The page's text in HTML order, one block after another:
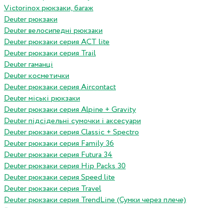
Victorinox рюкзаки, багаж
Deuter рюкзаки
Deuter велосипедні рюкзаки
Deuter рюкзаки серия ACT lite
Deuter рюкзаки серия Trail
Deuter гаманці
Deuter косметички
Deuter рюкзаки серия Aircontact
Deuter міські рюкзаки
Deuter рюкзаки серия Alpine + Gravity
Deuter підсідельні сумочки і аксесуари
Deuter рюкзаки серия Classic + Spectro
Deuter рюкзаки серия Family 36
Deuter рюкзаки серия Futura 34
Deuter рюкзаки серия Hip Packs 30
Deuter рюкзаки серия Speed lite
Deuter рюкзаки серия Travel
Deuter рюкзаки серия TrendLine (Сумки через плече)